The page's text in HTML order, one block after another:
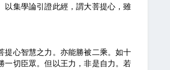
以集學論引證此經，謂大菩提心，雖
提心智慧之力。亦能勝被二乘。如十
一切臣眾。但以王力，非是自力。若